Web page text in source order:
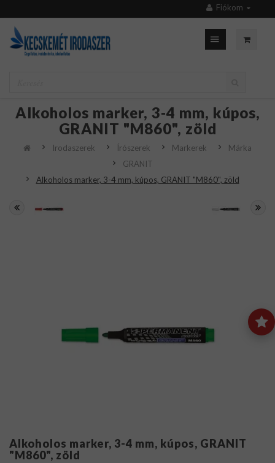
Fiókom
Alkoholos marker, 3-4 mm, kúpos,
GRANIT "M860", zöld
Irodaszerek Írószerek Markerek
Márka
GRANIT
Alkoholos marker, 3-4 mm, kúpos, GRANIT "M860", zöld
Alkoholos marker, 3-4 mm, kúpos, GRANIT
"M860", zöld